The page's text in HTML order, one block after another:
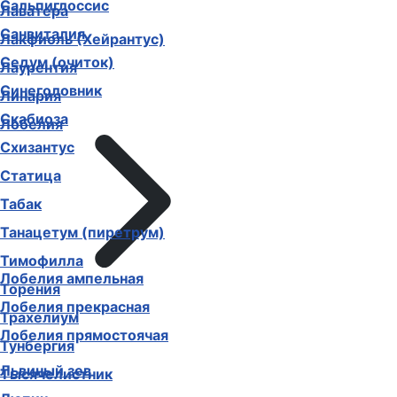
Лаватера
Лакфиоль (Хейрантус)
Лаурентия
Линария
Лобелия
Лобелия ампельная
Лобелия прекрасная
Лобелия прямостоячая
Львиный зев
Сальпиглоссис
Санвиталия
Седум (очиток)
Синеголовник
Скабиоза
Схизантус
Статица
Табак
Танацетум (пиретрум)
Тимофилла
Торения
Трахелиум
Тунбергия
Тысячелистник